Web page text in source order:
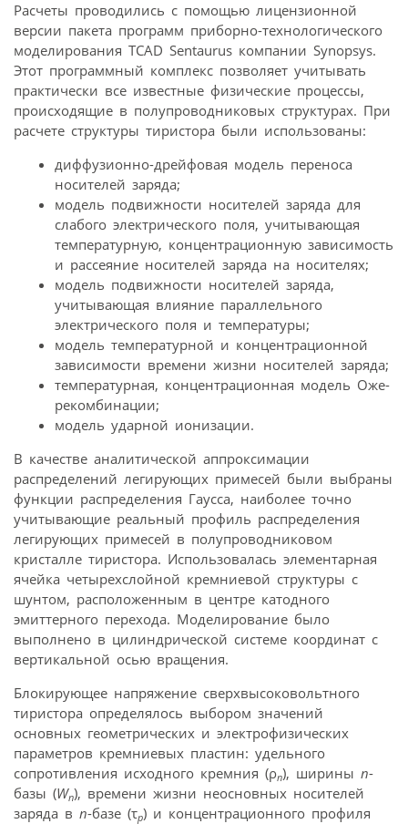
Расчеты проводились с помощью лицензионной
версии пакета программ приборно-технологического
моделирования ТСAD Sentaurus компании Synopsys.
Этот программный комплекс позволяет учитывать
практически все известные физические процессы,
происходящие в полупроводниковых структурах. При
расчете структуры тиристора были использованы:
диффузионно-дрейфовая модель переноса
носителей заряда;
модель подвижности носителей заряда для
слабого электрического поля, учитывающая
температурную, концентрационную зависимость
и рассеяние носителей заряда на носителях;
модель подвижности носителей заряда,
учитывающая влияние параллельного
электрического поля и температуры;
модель температурной и концентрационной
зависимости времени жизни носителей заряда;
температурная, концентрационная модель Оже-
рекомбинации;
модель ударной ионизации.
В качестве аналитической аппроксимации
распределений легирующих примесей были выбраны
функции распределения Гаусса, наиболее точно
учитывающие реальный профиль распределения
легирующих примесей в полупроводниковом
кристалле тиристора. Использовалась элементарная
ячейка четырехслойной кремниевой структуры с
шунтом, расположенным в центре катодного
эмиттерного перехода. Моделирование было
выполнено в цилиндрической системе координат с
вертикальной осью вращения.
Блокирующее напряжение сверхвысоковольтного
тиристора определялось выбором значений
основных геометрических и электрофизических
параметров кремниевых пластин: удельного
сопротивления исходного кремния (ρn), ширины n-
базы (Wn), времени жизни неосновных носителей
заряда в n-базе (τp) и концентрационного профиля